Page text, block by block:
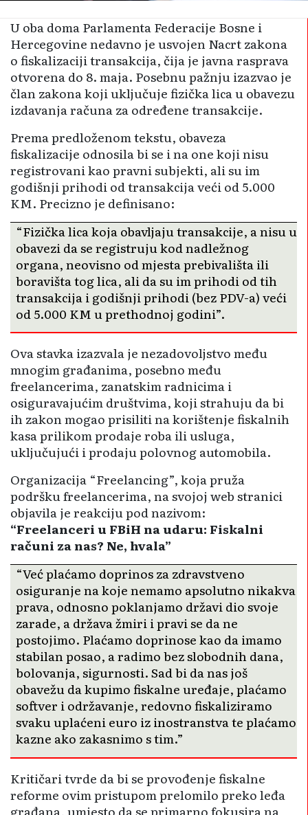
U oba doma Parlamenta Federacije Bosne i
Hercegovine nedavno je usvojen Nacrt zakona
o fiskalizaciji transakcija, čija je javna rasprava
otvorena do 8. maja. Posebnu pažnju izazvao je
član zakona koji uključuje fizička lica u obavezu
izdavanja računa za određene transakcije.
Prema predloženom tekstu, obaveza
fiskalizacije odnosila bi se i na one koji nisu
registrovani kao pravni subjekti, ali su im
godišnji prihodi od transakcija veći od 5.000
KM. Precizno je definisano:
“Fizička lica koja obavljaju transakcije, a nisu u
obavezi da se registruju kod nadležnog
organa, neovisno od mjesta prebivališta ili
boravišta tog lica, ali da su im prihodi od tih
transakcija i godišnji prihodi (bez PDV-a) veći
od 5.000 KM u prethodnoj godini”.
Ova stavka izazvala je nezadovoljstvo među
mnogim građanima, posebno među
freelancerima, zanatskim radnicima i
osiguravajućim društvima, koji strahuju da bi
ih zakon mogao prisiliti na korištenje fiskalnih
kasa prilikom prodaje roba ili usluga,
uključujući i prodaju polovnog automobila.
Organizacija “Freelancing”, koja pruža
podršku freelancerima, na svojoj web stranici
objavila je reakciju pod nazivom:
“Freelanceri u FBiH na udaru: Fiskalni
računi za nas? Ne, hvala”
“Već plaćamo doprinos za zdravstveno
osiguranje na koje nemamo apsolutno nikakva
prava, odnosno poklanjamo državi dio svoje
zarade, a država žmiri i pravi se da ne
postojimo. Plaćamo doprinose kao da imamo
stabilan posao, a radimo bez slobodnih dana,
bolovanja, sigurnosti. Sad bi da nas još
obavežu da kupimo fiskalne uređaje, plaćamo
softver i održavanje, redovno fiskaliziramo
svaku uplaćeni euro iz inostranstva te plaćamo
kazne ako zakasnimo s tim.”
Kritičari tvrde da bi se provođenje fiskalne
reforme ovim pristupom prelomilo preko leđa
građana, umjesto da se primarno fokusira na